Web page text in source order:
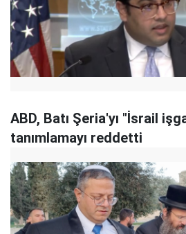
ABD, Batı Şeria'yı "İsrail
tanımlamayı reddetti